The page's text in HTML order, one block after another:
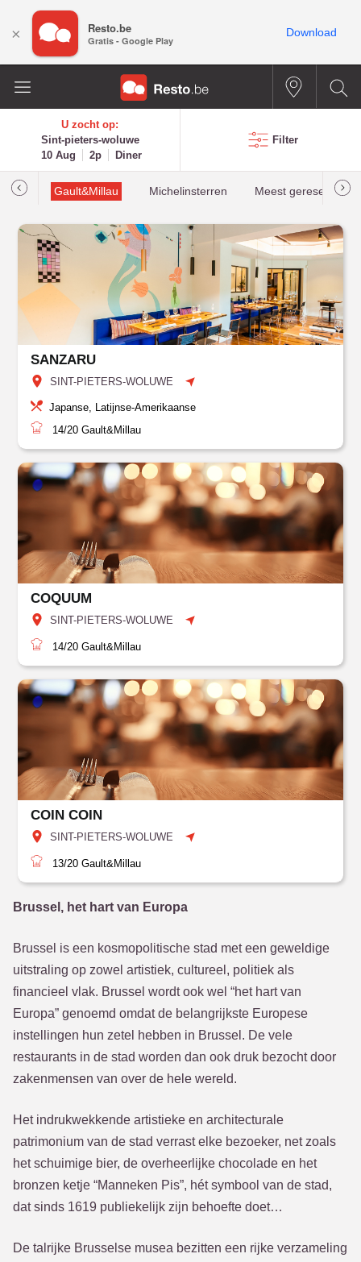
U zocht op:
Sint-pieters-woluwe
10 Aug
2p Diner
Filter
Gault&Millau Michelinsterren Meest gereserveerd
SANZARU
SINT-PIETERS-WOLUWE
Japanse, Latijnse-Amerikaanse
14/20 Gault&Millau
COQUUM
SINT-PIETERS-WOLUWE
14/20 Gault&Millau
COIN COIN
SINT-PIETERS-WOLUWE
13/20 Gault&Millau
Brussel, het hart van Europa
Brussel is een kosmopolitische stad met een geweldige
uitstraling op zowel artistiek, cultureel, politiek als
financieel vlak. Brussel wordt ook wel “het hart van
Europa” genoemd omdat de belangrijkste Europese
instellingen hun zetel hebben in Brussel. De vele
restaurants in de stad worden dan ook druk bezocht door
zakenmensen van over de hele wereld.
Het indrukwekkende artistieke en architecturale
patrimonium van de stad verrast elke bezoeker, net zoals
het schuimige bier, de overheerlijke chocolade en het
bronzen ketje “Manneken Pis”, hét symbool van de stad,
dat sinds 1619 publiekelijk zijn behoefte doet…
De talrijke Brusselse musea bezitten een rijke verzameling
× Resto.be
Gratis - Google Play
Download